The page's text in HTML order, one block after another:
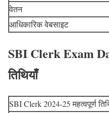
वेतन
आधिकारिक वेबसाइट
SBI Clerk Exam
तिथियाँ
SBI Clerk 2024-25 महत्वपूर्ण